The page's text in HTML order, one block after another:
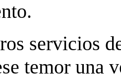
servicios
temor una